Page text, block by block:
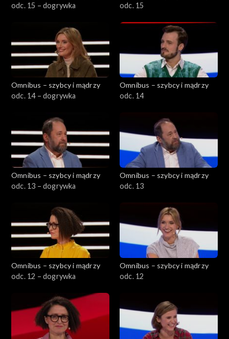
odc. 15 – dogrywka
odc. 15
Omnibus – szybcy i mądrzy
odc. 14 – dogrywka
Omnibus – szybcy i mądrzy
odc. 14
Omnibus – szybcy i mądrzy
odc. 13 – dogrywka
Omnibus – szybcy i mądrzy
odc. 13
Omnibus – szybcy i mądrzy
odc. 12 – dogrywka
Omnibus – szybcy i mądrzy
odc. 12